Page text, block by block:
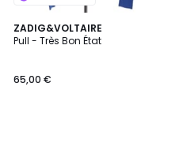
ZADIG&VOLTAIRE
Pull - Très Bon État
65,00 €